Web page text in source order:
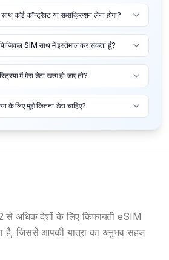
कोई कॉन्ट्रैक्ट या सब्सक्रिप्शन लेना होगा?
SIM साथ में इस्तेमाल कर सकता हूँ?
में मेरा डेटा खत्म हो जाए तो?
के लिए मुझे कितना डेटा चाहिए?
से अधिक देशों के लिए किफायती eSIM
है, जिससे आपकी यात्रा का अनुभव सहज